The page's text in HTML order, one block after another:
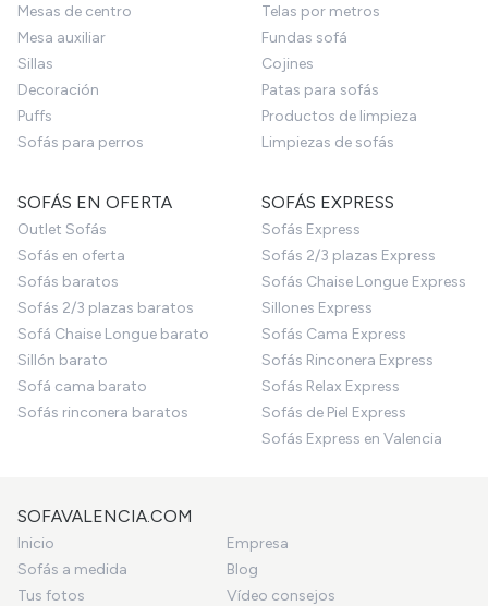
Mesas de centro
Mesa auxiliar
Sillas
Decoración
Puffs
Sofás para perros
Telas por metros
Fundas sofá
Cojines
Patas para sofás
Productos de limpieza
Limpiezas de sofás
SOFÁS EN OFERTA
Outlet Sofás
Sofás en oferta
Sofás baratos
Sofás 2/3 plazas baratos
Sofá Chaise Longue barato
Sillón barato
Sofá cama barato
Sofás rinconera baratos
SOFÁS EXPRESS
Sofás Express
Sofás 2/3 plazas Express
Sofás Chaise Longue Express
Sillones Express
Sofás Cama Express
Sofás Rinconera Express
Sofás Relax Express
Sofás de Piel Express
Sofás Express en Valencia
SOFAVALENCIA.COM
Inicio
Empresa
Sofás a medida
Blog
Tus fotos
Vídeo consejos